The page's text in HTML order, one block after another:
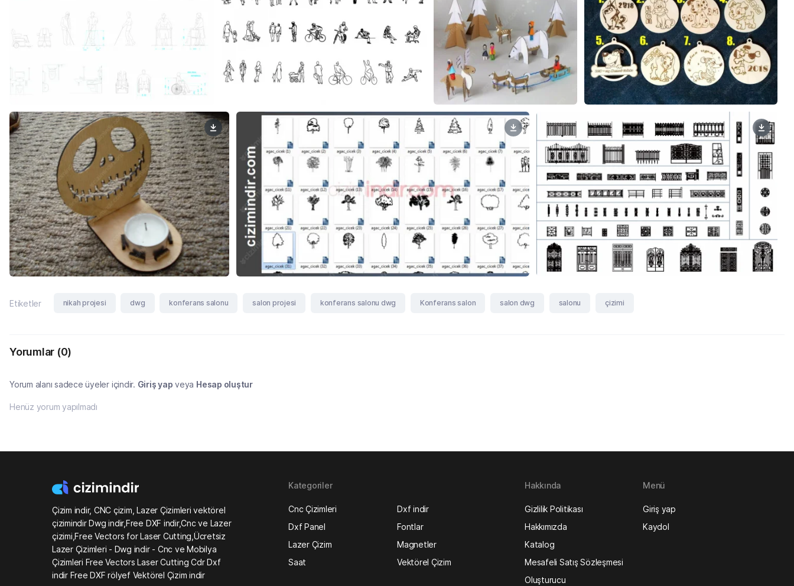
Etiketler nikah projesi dwg konferans salonu salon projesi konferans salonu dwg Konferans salon salon dwg salonu çizimi
Yorumlar (0)
Yorum alanı sadece üyeler içindir. Giriş yap veya Hesap oluştur
Henüz yorum yapılmadı
Çizim indir, CNC çizim, Lazer Çizimleri vektörel
çizimindir Dwg indir,Free DXF indir,Cnc ve Lazer
çizimi,Free Vectors for Laser Cutting,Ücretsiz
Lazer Çizimleri - Dwg indir - Cnc ve Mobilya
Çizimleri Free Vectors Laser Cutting Cdr Dxf
indir Free DXF rölyef Vektörel Çizim indir
Kategoriler
Cnc Çizimleri
Dxf indir
Dxf Panel
Fontlar
Lazer Çizim
Magnetler
Saat
Vektörel Çizim
Hakkında
Gizlilik Politikası
Hakkımızda
Katalog
Mesafeli Satış Sözleşmesi
Oluşturucu
Menü
Giriş yap
Kaydol